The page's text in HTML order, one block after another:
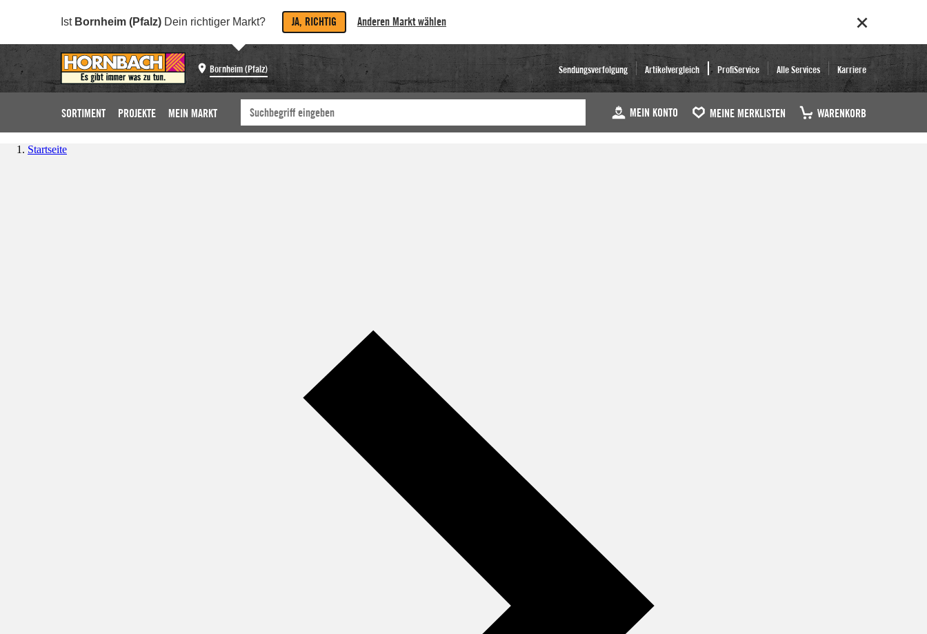
Ist Bornheim (Pfalz) Dein richtiger Markt? JA, RICHTIG Anderen Markt wählen
Bornheim (Pfalz) Sendungsverfolgung Artikelvergleich ProfiService Alle Services Karriere
SORTIMENT PROJEKTE MEIN MARKT MEIN KONTO MEINE MERKLISTEN WARENKORB
Startseite